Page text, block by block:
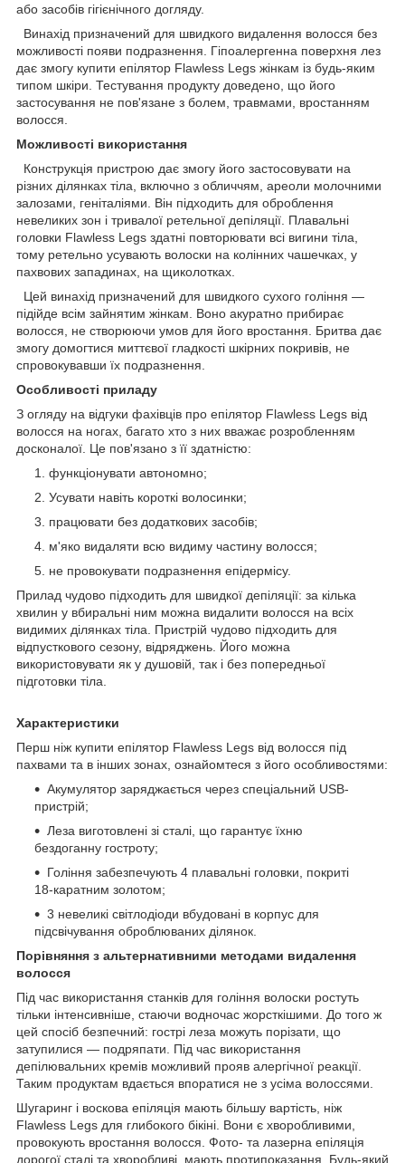
або засобів гігієнічного догляду.
Винахід призначений для швидкого видалення волосся без
можливості появи подразнення. Гіпоалергенна поверхня лез
дає змогу купити епілятор Flawless Legs жінкам із будь-яким
типом шкіри. Тестування продукту доведено, що його
застосування не пов'язане з болем, травмами, вростанням
волосся.
Можливості використання
Конструкція пристрою дає змогу його застосовувати на
різних ділянках тіла, включно з обличчям, ареоли молочними
залозами, геніталіями. Він підходить для оброблення
невеликих зон і тривалої ретельної депіляції. Плавальні
головки Flawless Legs здатні повторювати всі вигини тіла,
тому ретельно усувають волоски на колінних чашечках, у
пахвових западинах, на щиколотках.
Цей винахід призначений для швидкого сухого гоління —
підійде всім зайнятим жінкам. Воно акуратно прибирає
волосся, не створюючи умов для його вростання. Бритва дає
змогу домогтися миттєвої гладкості шкірних покривів, не
спровокувавши їх подразнення.
Особливості приладу
З огляду на відгуки фахівців про епілятор Flawless Legs від
волосся на ногах, багато хто з них вважає розробленням
досконалої. Це пов'язано з її здатністю:
функціонувати автономно;
Усувати навіть короткі волосинки;
працювати без додаткових засобів;
м'яко видаляти всю видиму частину волосся;
не провокувати подразнення епідермісу.
Прилад чудово підходить для швидкої депіляції: за кілька
хвилин у вбиральні ним можна видалити волосся на всіх
видимих ділянках тіла. Пристрій чудово підходить для
відпусткового сезону, відряджень. Його можна
використовувати як у душовій, так і без попередньої
підготовки тіла.
Характеристики
Перш ніж купити епілятор Flawless Legs від волосся під
пахвами та в інших зонах, ознайомтеся з його особливостями:
Акумулятор заряджається через спеціальний USB-
пристрій;
Леза виготовлені зі сталі, що гарантує їхню
бездоганну гостроту;
Гоління забезпечують 4 плавальні головки, покриті
18-каратним золотом;
3 невеликі світлодіоди вбудовані в корпус для
підсвічування оброблюваних ділянок.
Порівняння з альтернативними методами видалення
волосся
Під час використання станків для гоління волоски ростуть
тільки інтенсивніше, стаючи водночас жорсткішими. До того ж
цей спосіб безпечний: гострі леза можуть порізати, що
затупилися — подряпати. Під час використання
депілювальних кремів можливий прояв алергічної реакції.
Таким продуктам вдається впоратися не з усіма волоссями.
Шугаринг і воскова епіляція мають більшу вартість, ніж
Flawless Legs для глибокого бікіні. Вони є хворобливими,
провокують вростання волосся. Фото- та лазерна епіляція
дорогої сталі та хворобливі, мають протипоказання. Будь-який